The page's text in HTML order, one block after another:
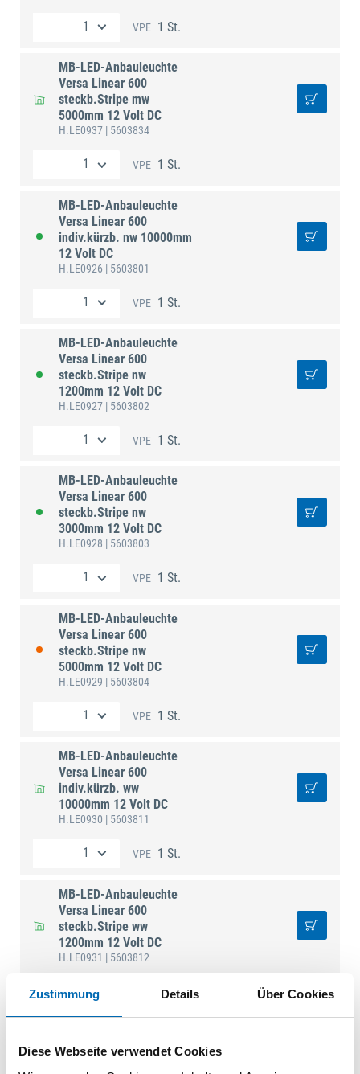
Zustimmung Details Über Cookies
Diese Webseite verwendet Cookies
VPE 1 St.
MB-LED-Anbauleuchte
Versa Linear 600
steckb.Stripe mw
5000mm 12 Volt DC
H.LE0937 | 5603834
VPE 1 St.
MB-LED-Anbauleuchte
Versa Linear 600
indiv.kürzb. nw 10000mm
12 Volt DC
H.LE0926 | 5603801
VPE 1 St.
MB-LED-Anbauleuchte
Versa Linear 600
steckb.Stripe nw
1200mm 12 Volt DC
H.LE0927 | 5603802
VPE 1 St.
MB-LED-Anbauleuchte
Versa Linear 600
steckb.Stripe nw
3000mm 12 Volt DC
H.LE0928 | 5603803
VPE 1 St.
MB-LED-Anbauleuchte
Versa Linear 600
steckb.Stripe nw
5000mm 12 Volt DC
H.LE0929 | 5603804
VPE 1 St.
MB-LED-Anbauleuchte
Versa Linear 600
indiv.kürzb. ww
10000mm 12 Volt DC
H.LE0930 | 5603811
VPE 1 St.
MB-LED-Anbauleuchte
Versa Linear 600
steckb.Stripe ww
1200mm 12 Volt DC
H.LE0931 | 5603812
1 St.
Versa Linear 600